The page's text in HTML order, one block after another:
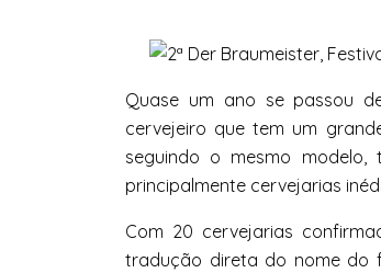
Quase um ano se passou
cervejeiro que tem um
seguindo o mesmo modelo,
principalmente cervejarias
Com 20 cervejarias
tradução direta do nome do